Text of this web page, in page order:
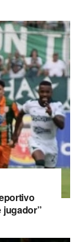
jugador”